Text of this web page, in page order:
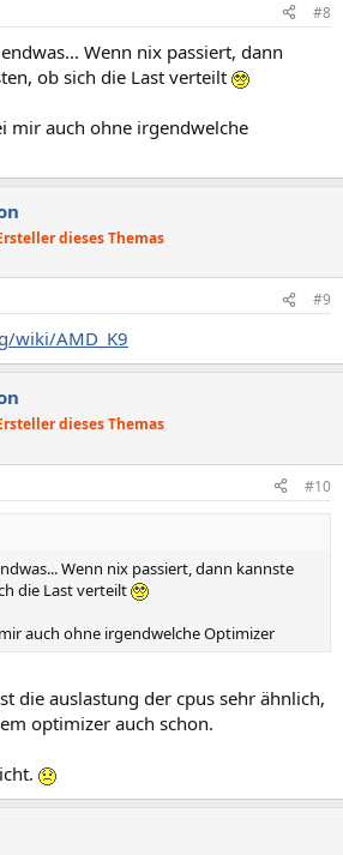
#8
Wenn nix passiert, dann
ob sich die Last verteilt
mir auch ohne irgendwelche
dieses Themas
#9
wiki/AMD_K9
dieses Themas
#10
Wenn nix passiert, dann kannste
die Last verteilt
auch ohne irgendwelche Optimizer
die auslastung der cpus sehr ähnlich,
optimizer auch schon.